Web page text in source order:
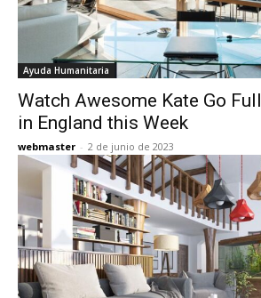
Ayuda Humanitaria
Watch Awesome Kate Go
in England this Week
webmaster - 2 de junio de 2023